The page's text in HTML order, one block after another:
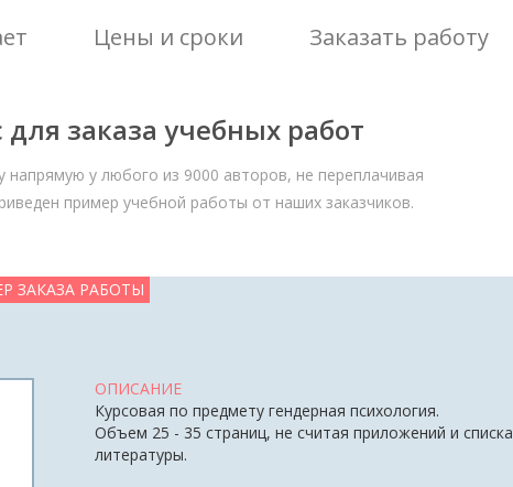
Цены и сроки Заказать работу
заказа учебных работ
у любого из 9000 авторов, не переплачивая
пример учебной работы от наших заказчиков.
ЗАКАЗА РАБОТЫ
ОПИСАНИЕ
Курсовая по предмету гендерная психология.
Объем 25 - 35 страниц, не считая приложений и списка
литературы.